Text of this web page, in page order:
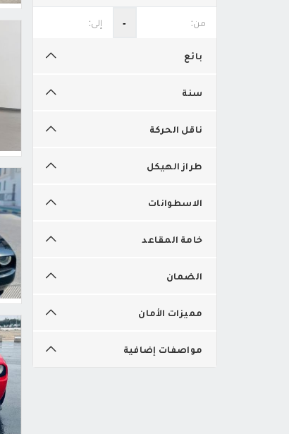
‐
بائع
سنة
ناقل الحركة
طراز الهيكل
الاسطوانات
خامة المقاعد
الضمان
مميزات الأمان
مواصفات إضافية